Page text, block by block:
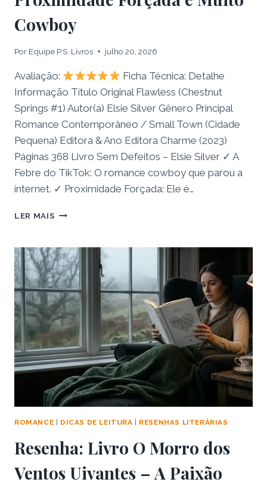
Cowboy
Por Equipe P.S. Livros julho 20, 2026
Avaliação:
Ficha Técnica: Detalhe
Informação Título Original Flawless (Chestnut
Springs #1) Autor(a) Elsie Silver Gênero Principal
Romance Contemporâneo / Small Town (Cidade
Pequena) Editora & Ano Editora Charme (2023)
Páginas 368 Livro Sem Defeitos – Elsie Silver ✓ A
Febre do TikTok: O romance cowboy que parou a
internet. ✓ Proximidade Forçada: Ele é…
LER MAIS RESENHA:
DEFEITOS
–
PROXIMIDADE
FORÇADA
E
MUITO
COWBOY
ROMANCE | DICAS DE LEITURA | RESENHAS LITERÁRIAS
Resenha: Livro O Morro dos
Ventos Uivantes – A Paixão